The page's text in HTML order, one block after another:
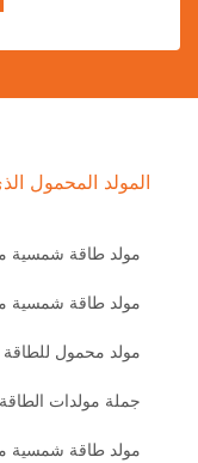
المولد المحمول
مولد طاقة شمسية
مولد طاقة شمسية
مولد محمول
جملة مولدات
مولد طاقة شمسية